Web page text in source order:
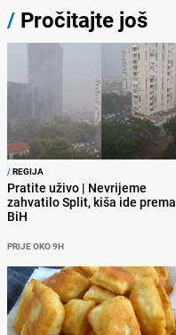
/ Pročitajte još
/REGIJA
Pratite uživo | Nevrijeme
zahvatilo Split, kiša ide prema
BiH
PRIJE OKO 9H